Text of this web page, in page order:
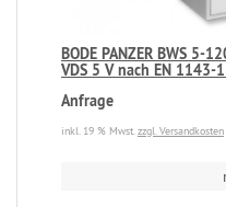
BODE PANZER BWS 5-
VDS 5 V nach EN 1143-
Anfrage
inkl. 19 % Mwst. zzgl. Versandkosten